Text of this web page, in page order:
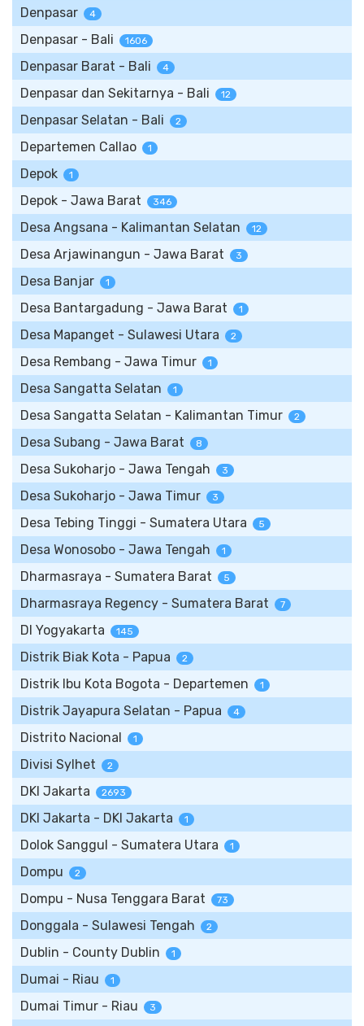
Denpasar 4
Denpasar - Bali 1606
Denpasar Barat - Bali 4
Denpasar dan Sekitarnya - Bali 12
Denpasar Selatan - Bali 2
Departemen Callao 1
Depok 1
Depok - Jawa Barat 346
Desa Angsana - Kalimantan Selatan 12
Desa Arjawinangun - Jawa Barat 3
Desa Banjar 1
Desa Bantargadung - Jawa Barat 1
Desa Mapanget - Sulawesi Utara 2
Desa Rembang - Jawa Timur 1
Desa Sangatta Selatan 1
Desa Sangatta Selatan - Kalimantan Timur 2
Desa Subang - Jawa Barat 8
Desa Sukoharjo - Jawa Tengah 3
Desa Sukoharjo - Jawa Timur 3
Desa Tebing Tinggi - Sumatera Utara 5
Desa Wonosobo - Jawa Tengah 1
Dharmasraya - Sumatera Barat 5
Dharmasraya Regency - Sumatera Barat 7
DI Yogyakarta 145
Distrik Biak Kota - Papua 2
Distrik Ibu Kota Bogota - Departemen 1
Distrik Jayapura Selatan - Papua 4
Distrito Nacional 1
Divisi Sylhet 2
DKI Jakarta 2693
DKI Jakarta - DKI Jakarta 1
Dolok Sanggul - Sumatera Utara 1
Dompu 2
Dompu - Nusa Tenggara Barat 73
Donggala - Sulawesi Tengah 2
Dublin - County Dublin 1
Dumai - Riau 1
Dumai Timur - Riau 3